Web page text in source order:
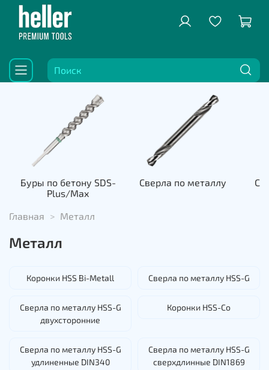
Буры по бетону SDS-
Plus/Max
Сверла по металлу
Главная
Металл
Металл
Коронки HSS Bi-Metall Сверла по металлу HSS-G
Сверла по металлу HSS-G
двухсторонние
Коронки HSS-Co
Сверла по металлу HSS-G
удлиненные DIN340
Сверла по металлу HSS-G
сверхдлинные DIN1869